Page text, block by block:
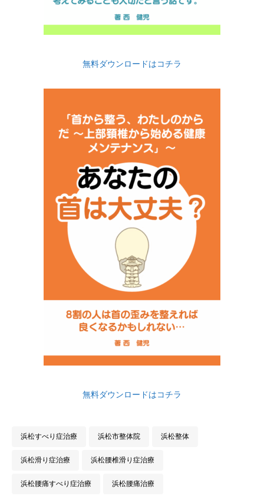
無料ダウンロードはコチラ
無料ダウンロードはコチラ
浜松すべり症治療 浜松市整体院 浜松整体
浜松滑り症治療 浜松腰椎滑り症治療
浜松腰痛すべり症治療 浜松腰痛治療